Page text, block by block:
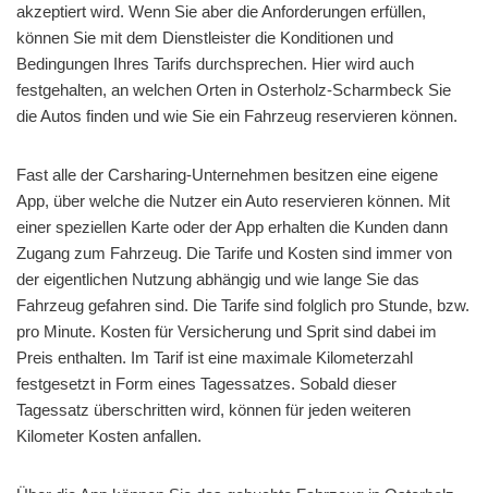
akzeptiert wird. Wenn Sie aber die Anforderungen erfüllen,
können Sie mit dem Dienstleister die Konditionen und
Bedingungen Ihres Tarifs durchsprechen. Hier wird auch
festgehalten, an welchen Orten in Osterholz-Scharmbeck Sie
die Autos finden und wie Sie ein Fahrzeug reservieren können.
Fast alle der Carsharing-Unternehmen besitzen eine eigene
App, über welche die Nutzer ein Auto reservieren können. Mit
einer speziellen Karte oder der App erhalten die Kunden dann
Zugang zum Fahrzeug. Die Tarife und Kosten sind immer von
der eigentlichen Nutzung abhängig und wie lange Sie das
Fahrzeug gefahren sind. Die Tarife sind folglich pro Stunde, bzw.
pro Minute. Kosten für Versicherung und Sprit sind dabei im
Preis enthalten. Im Tarif ist eine maximale Kilometerzahl
festgesetzt in Form eines Tagessatzes. Sobald dieser
Tagessatz überschritten wird, können für jeden weiteren
Kilometer Kosten anfallen.